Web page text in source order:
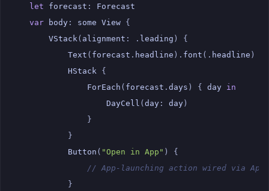
let
forecast :
Forecast
var
body : some View {
VStack ( alignment : . leading )
{
Text ( forecast . headline ). font (. headline )
HStack
{
ForEach ( forecast . days ) { day in
DayCell (day : day)
}
}
Button ( "Open in App" )
{
// App-launching action wired via
}